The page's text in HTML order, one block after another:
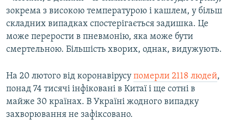
зокрема з високою температурою і кашлем, у більш
складних випадках спостерігається задишка. Це
може перерости в пневмонію, яка може бути
смертельною. Більшість хворих, однак, видужують.
На 20 лютого від коронавірусу померли 2118 людей,
понад 74 тисячі інфіковані в Китаї і ще сотні в
майже 30 країнах. В Україні жодного випадку
захворювання не зафіксовано.